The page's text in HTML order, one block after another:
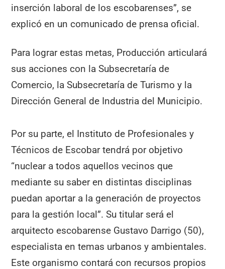
inserción laboral de los escobarenses”, se
explicó en un comunicado de prensa oficial.
Para lograr estas metas, Producción articulará
sus acciones con la Subsecretaría de
Comercio, la Subsecretaría de Turismo y la
Dirección General de Industria del Municipio.
Por su parte, el Instituto de Profesionales y
Técnicos de Escobar tendrá por objetivo
“nuclear a todos aquellos vecinos que
mediante su saber en distintas disciplinas
puedan aportar a la generación de proyectos
para la gestión local”. Su titular será el
arquitecto escobarense Gustavo Darrigo (50),
especialista en temas urbanos y ambientales.
Este organismo contará con recursos propios